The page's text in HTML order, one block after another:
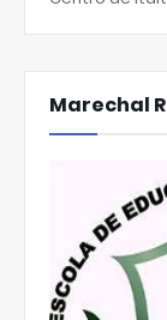
Marechal